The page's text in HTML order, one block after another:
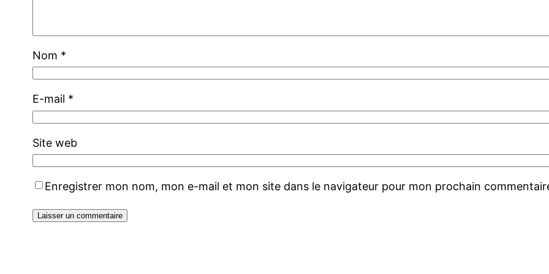
Nom *
E-mail *
Site web
Enregistrer mon nom, mon e-mail et mon site dans le navigateur pour mon prochain